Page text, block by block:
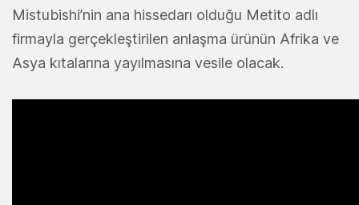
Mistubishi’nin ana hissedarı olduğu Metito adlı
firmayla gerçekleştirilen anlaşma ürünün Afrika ve
Asya kıtalarına yayılmasına vesile olacak.